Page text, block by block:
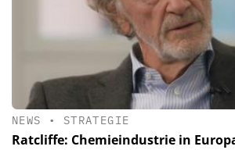
NEWS • STRATEGIE
Ratcliffe: Chemieindustrie in